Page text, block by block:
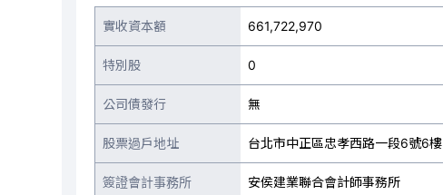
實收資本額 661,722,970
特別股 0
公司債發行 無
股票過戶地址 台北市中正區忠孝西路一段6號6樓
簽證會計事務所 安侯建業聯合會計師事務所